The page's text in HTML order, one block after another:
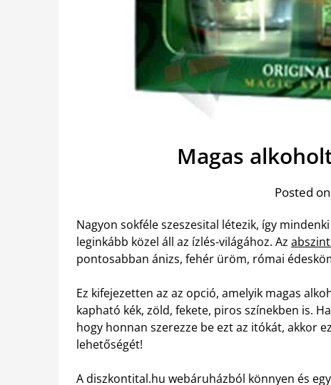
Magas
Posted
Nagyon sokféle szeszesital létezik, így
leginkább közel áll az ízlés-világához. Az
pontosabban ánizs, fehér üröm, római
Ez kifejezetten az az opció, amelyik magas
kapható kék, zöld, fekete, piros színekben is.
hogy honnan szerezze be ezt az itókát, akkor
lehetőségét!
A diszkontital.hu webáruházból könnyen és